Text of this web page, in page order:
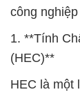
công
1. **Tính
(HEC)**
HEC là một